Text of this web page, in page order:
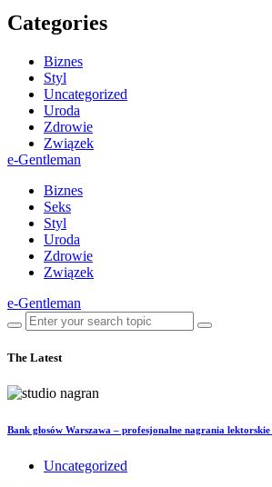
Categories
Biznes
Styl
Uncategorized
Uroda
Zdrowie
Związek
e-Gentleman
Biznes
Seks
Styl
Uroda
Zdrowie
Związek
e-Gentleman
The Latest
Bank głosów Warszawa – profesjonalne nagrania lektorskie
Uncategorized